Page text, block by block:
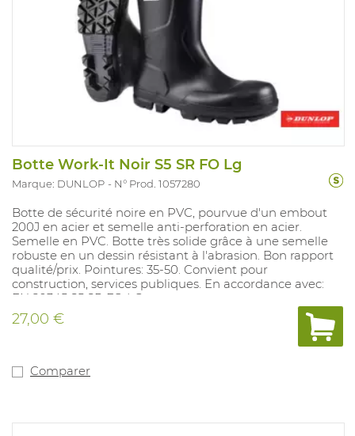
Botte Work-It Noir S5 SR FO Lg
Marque: DUNLOP N° Prod. 1057280
Botte de sécurité noire en PVC, pourvue d'un embout
200J en acier et semelle anti-perforation en acier.
Semelle en PVC. Botte très solide grâce à une semelle
robuste en un dessin résistant à l'abrasion. Bon rapport
qualité/prix. Pointures: 35-50. Convient pour
construction, services publiques. En accordance avec:
EN 20345 S5 SR FO LG.
27,00 €
Comparer